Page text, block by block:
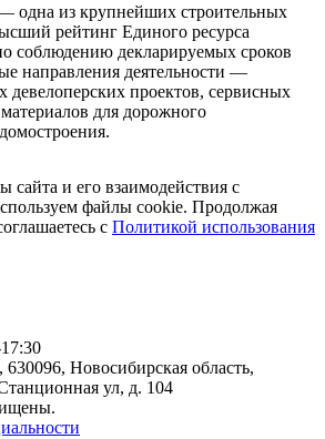
одна из крупнейших строительных
рейтинг Единого ресурса
соблюдению декларируемых сроков
направления деятельности —
девелоперских проектов, сервисных
для дорожного
сайта и его взаимодействия с
файлы cookie. Продолжая
с Политикой использования
Новосибирская область,
ул, д. 104